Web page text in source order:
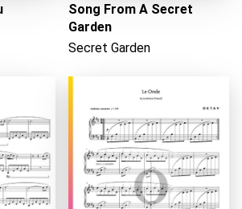
Song From A Secret
Garden
Secret Garden